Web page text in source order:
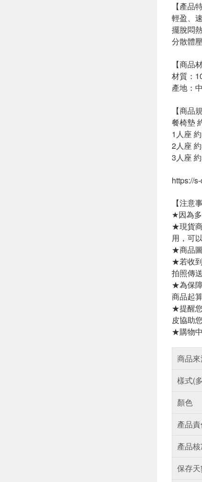
【產品
輕盈、
擺脫悶
分散體
【商品
材質：
產地：
【商品
餐椅墊
1人座
2人座
3人座
https://
【注意
★因為
★現貨
用，可
★商品
★若收
拍照傳
★為保
商品起
★提醒
皮協助
★購物
商品
樣式(
顏色
產品
產品
保存